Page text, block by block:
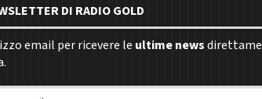
DI RADIO GOLD
email per ricevere le ultime news